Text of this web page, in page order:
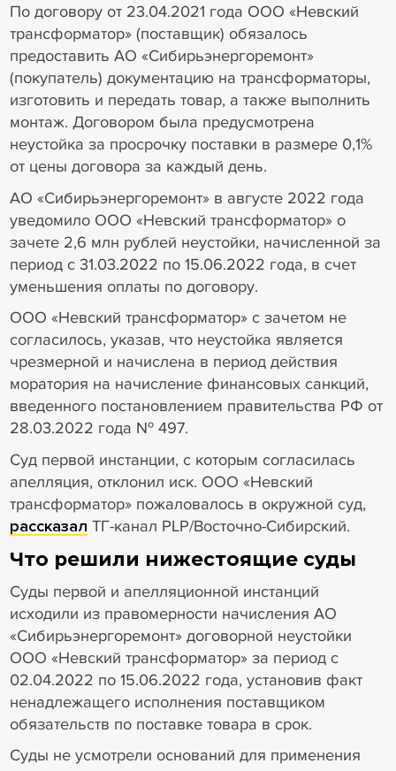
По договору от 23.04.2021 года ООО «Невский
трансформатор» (поставщик) обязалось
предоставить АО «Сибирьэнергоремонт»
(покупатель) документацию на трансформаторы,
изготовить и передать товар, а также выполнить
монтаж. Договором была предусмотрена
неустойка за просрочку поставки в размере 0,1%
от цены договора за каждый день.
АО «Сибирьэнергоремонт» в августе 2022 года
уведомило ООО «Невский трансформатор» о
зачете 2,6 млн рублей неустойки, начисленной за
период с 31.03.2022 по 15.06.2022 года, в счет
уменьшения оплаты по договору.
ООО «Невский трансформатор» с зачетом не
согласилось, указав, что неустойка является
чрезмерной и начислена в период действия
моратория на начисление финансовых санкций,
введенного постановлением правительства РФ от
28.03.2022 года № 497.
Суд первой инстанции, с которым согласилась
апелляция, отклонил иск. ООО «Невский
трансформатор» пожаловалось в окружной суд,
рассказал ТГ-канал PLP/Восточно-Сибирский.
Что решили нижестоящие суды
Суды первой и апелляционной инстанций
исходили из правомерности начисления АО
«Сибирьэнергоремонт» договорной неустойки
ООО «Невский трансформатор» за период с
02.04.2022 по 15.06.2022 года, установив факт
ненадлежащего исполнения поставщиком
обязательств по поставке товара в срок.
Суды не усмотрели оснований для применения